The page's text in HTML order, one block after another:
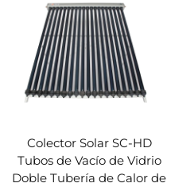
Colector Solar SC-HD
Tubos de Vacío de Vidrio
Doble Tubería de Calor de